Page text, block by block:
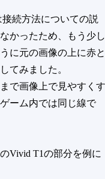
接続方法についての説
かったため、もう少し
に元の画像の上に赤と
てみました。
で画像上で見やすくす
ーム内では同じ線で
Vivid T1の部分を例に